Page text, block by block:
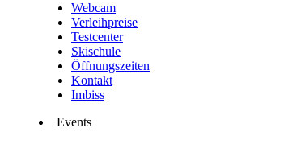
Webcam
Verleihpreise
Testcenter
Skischule
Öffnungszeiten
Kontakt
Imbiss
Events